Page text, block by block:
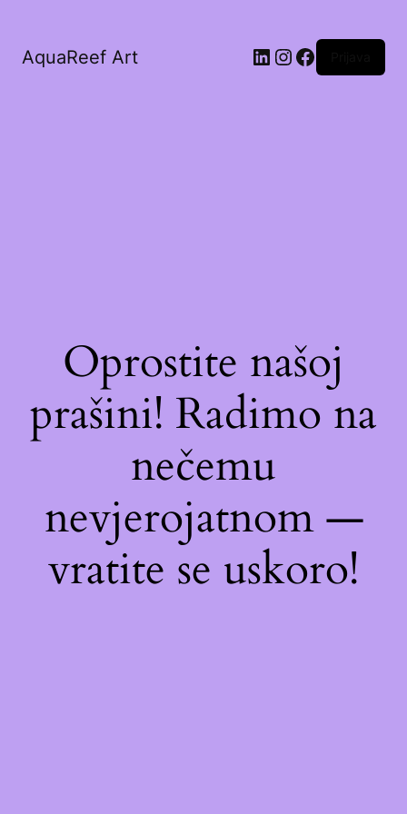
AquaReef Art
Oprostite našoj
prašini! Radimo na
nečemu
nevjerojatnom —
vratite se uskoro!